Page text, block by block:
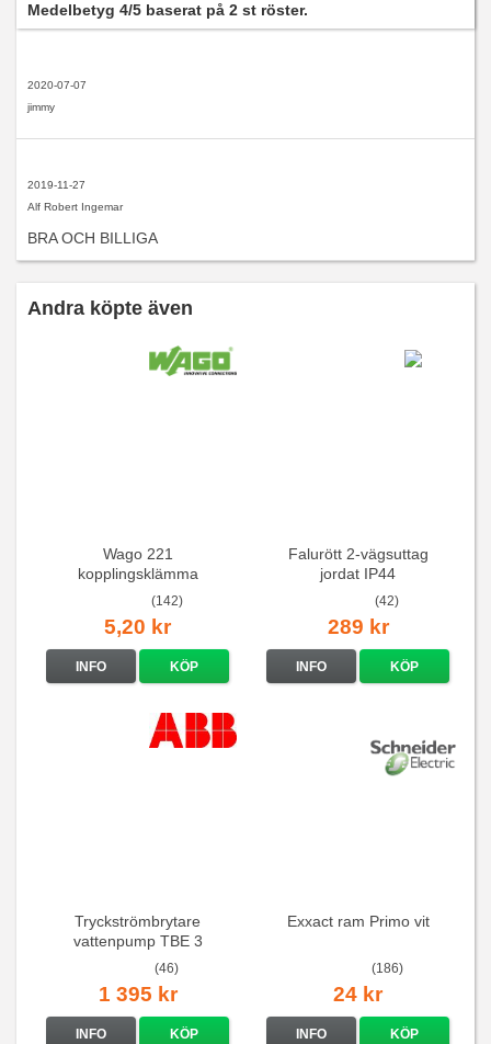
Medelbetyg 4/5 baserat på 2 st röster.
2020-07-07
jimmy
2019-11-27
Alf Robert Ingemar
BRA OCH BILLIGA
Andra köpte även
Wago 221
kopplingsklämma
(142)
5,20 kr
INFO KÖP
Falurött 2-vägsuttag
jordat IP44
(42)
289 kr
INFO KÖP
Tryckströmbrytare
vattenpump TBE 3
(46)
1 395 kr
INFO KÖP
Exxact ram Primo vit
(186)
24 kr
INFO KÖP